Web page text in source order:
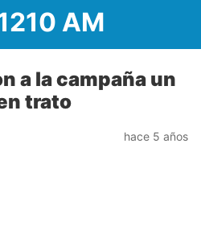
AM
a la campaña un
trato
hace 5 años